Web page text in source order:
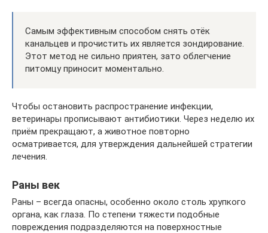
Самым эффективным способом снять отёк
канальцев и прочистить их является зондирование.
Этот метод не сильно приятен, зато облегчение
питомцу приносит моментально.
Чтобы остановить распространение инфекции,
ветеринары прописывают антибиотики. Через неделю их
приём прекращают, а животное повторно
осматривается, для утверждения дальнейшей стратегии
лечения.
Раны век
Раны – всегда опасны, особенно около столь хрупкого
органа, как глаза. По степени тяжести подобные
повреждения подразделяются на поверхностные